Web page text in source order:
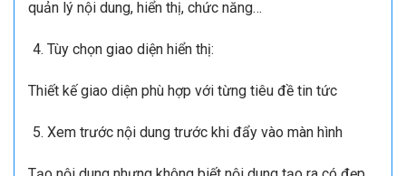
Bạn có lịch, bạn tạo ra cùng lúc nhiều nội dung và cài
đặt được thời gian hiển thị phù hợp cho từng nội dung.
Nội dung A: hiển thị lúc A
Nội dung B: hiển thị lúc B
Nội dung N: hiển thị lúc N